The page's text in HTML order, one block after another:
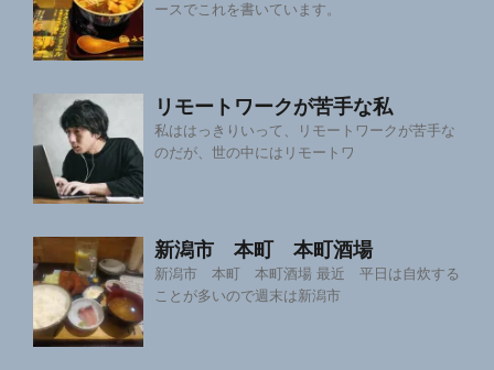
ースでこれを書いています。
リモートワークが苦手な私
私ははっきりいって、リモートワークが苦手な
のだが、世の中にはリモートワ
新潟市 本町 本町酒場
新潟市 本町 本町酒場 最近 平日は自炊する
ことが多いので週末は新潟市